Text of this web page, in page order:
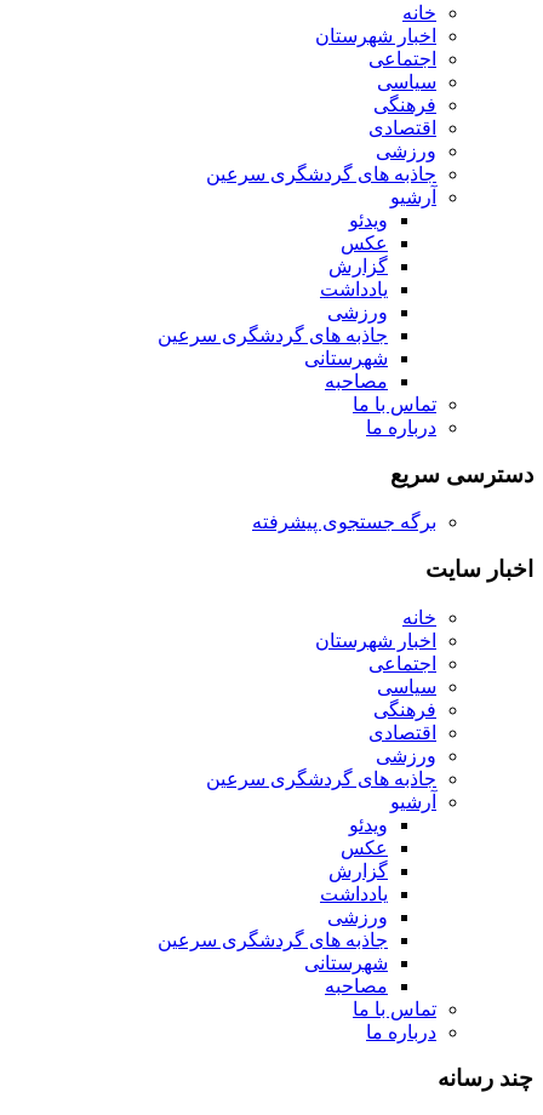
خانه
اخبار شهرستان
اجتماعی
سیاسی
فرهنگی
اقتصادی
ورزشی
جاذبه های گردشگری سرعین
آرشیو
ویدئو
عکس
گزارش
یادداشت
ورزشی
جاذبه های گردشگری سرعین
شهرستانی
مصاحبه
تماس با ما
درباره ما
دسترسی سریع
برگه جستجوی پیشرفته
اخبار سایت
خانه
اخبار شهرستان
اجتماعی
سیاسی
فرهنگی
اقتصادی
ورزشی
جاذبه های گردشگری سرعین
آرشیو
ویدئو
عکس
گزارش
یادداشت
ورزشی
جاذبه های گردشگری سرعین
شهرستانی
مصاحبه
تماس با ما
درباره ما
چند رسانه